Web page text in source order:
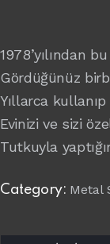
1978’yılından
Gördüğünüz
Yıllarca
Evinizi ve sizi
Tutkuyla
Category: Metal